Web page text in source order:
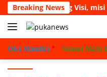
Langsung
ke
konten
Breaking News
Dukung Visi, misi
OKI Mandira Sumsel Maju